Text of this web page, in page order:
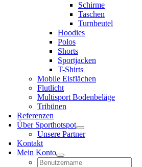
Schirme
Taschen
Turnbeutel
Hoodies
Polos
Shorts
Sportjacken
T-Shirts
Mobile Eisflächen
Flutlicht
Multisport Bodenbeläge
Tribünen
Referenzen
Über Sporthotspot
Unsere Partner
Kontakt
Mein Konto
Username: